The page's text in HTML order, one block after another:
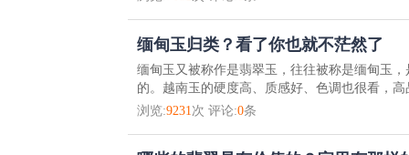
缅甸玉归类？看了你也就不茫然了
缅甸玉又被称作是翡翠玉，往往被称是缅甸玉
的。越南玉的硬度高、质感好、色调也很看，
浏览:9231次 评论:0条